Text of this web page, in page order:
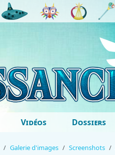
Vidéos Dossiers
Galerie d'images Screenshots